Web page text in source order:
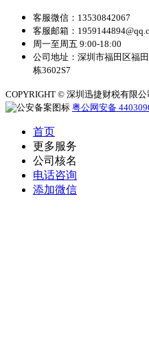
客服微信：13530842067
客服邮箱：
周一至周五 9:00-18:00
公司地址：深圳市福田区福
栋3602S7
COPYRIGHT © 深圳迅捷财税有限公
粤公网安备
首页
更多服务
公司核名
电话咨询
添加微信